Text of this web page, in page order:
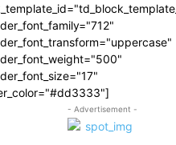
- Advertisement -